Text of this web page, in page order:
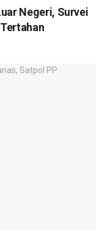
Negeri, Survei